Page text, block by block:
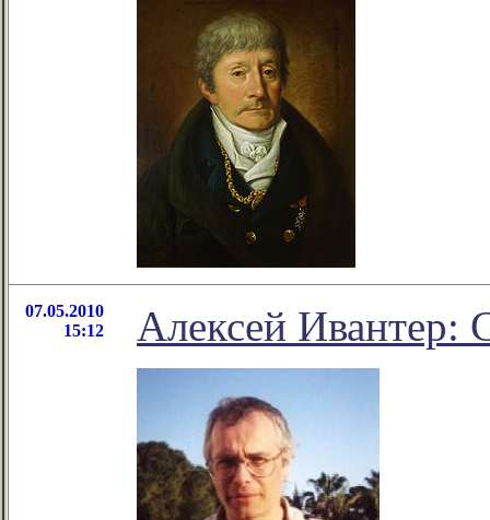
07.05.2010
15:12
Алексей Ивантер: